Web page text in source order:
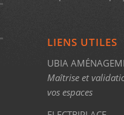
LIENS UTILES
UBIA
Maîtrise et
vos espaces